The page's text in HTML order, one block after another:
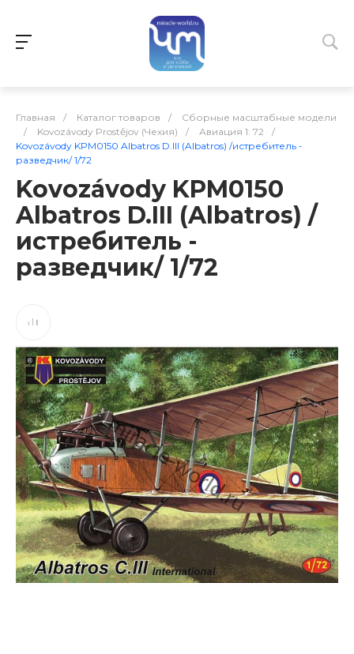
Главная / Каталог товаров /
Сборные масштабные модели
/
Kovozávody Prostějov (Чехия) / Авиация 1: 72
/
Kovozávody KPM0150 Albatros D.III (Albatros) /истребитель -
разведчик/ 1/72
Kovozávody KPM0150
Albatros D.III (Albatros) /
истребитель -
разведчик/ 1/72